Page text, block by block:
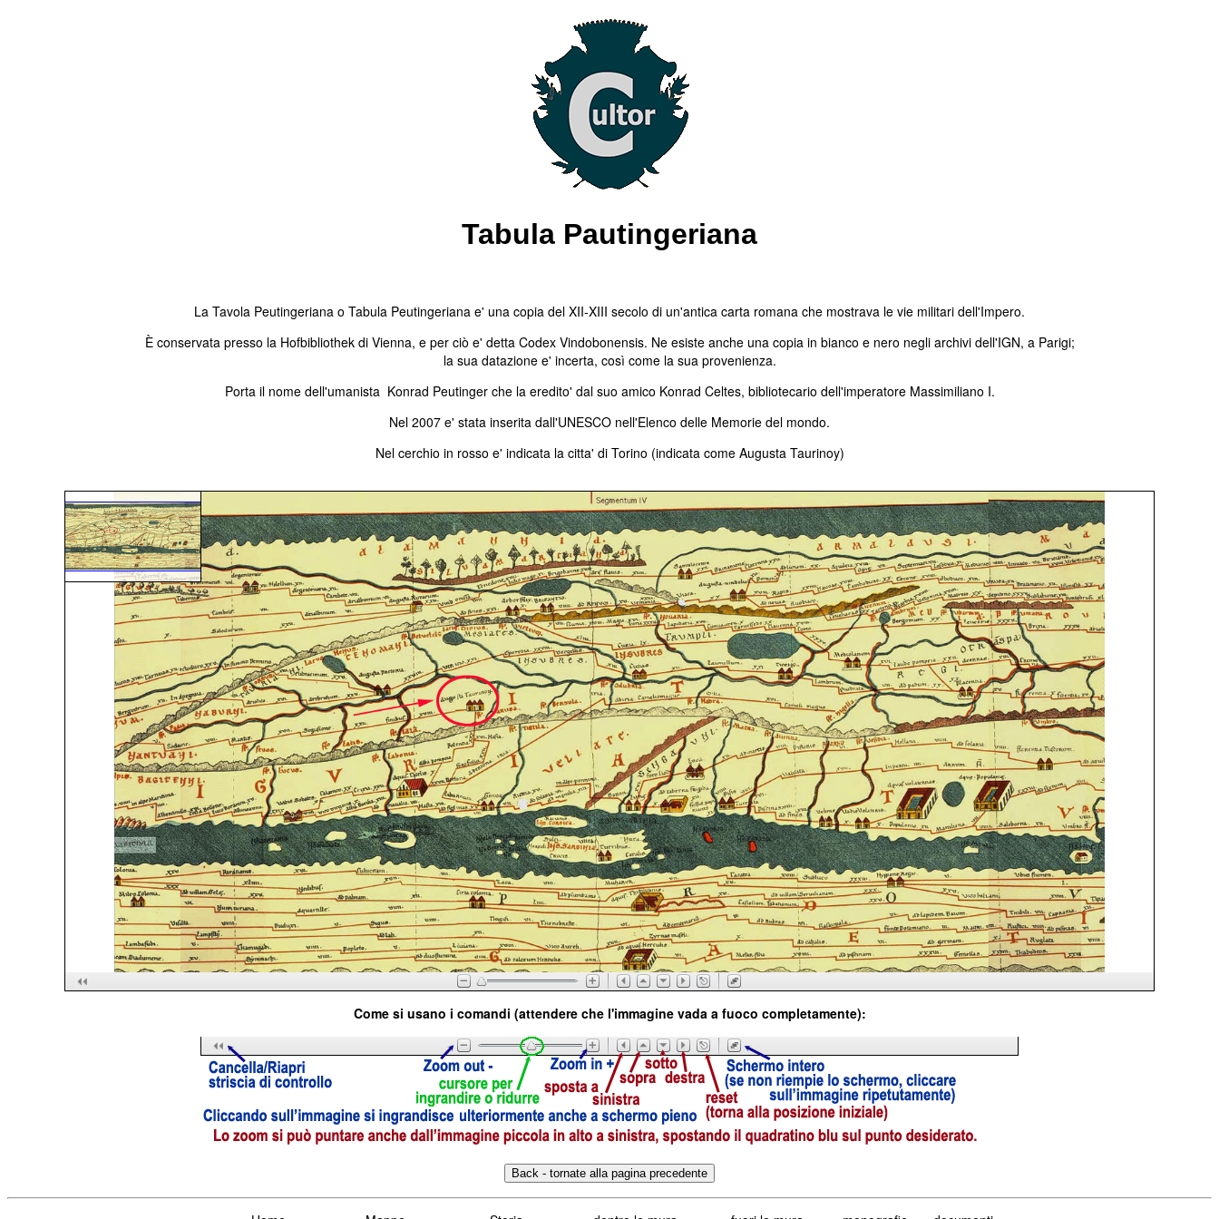
Tabula Pautingeriana
La Tavola Peutingeriana o Tabula Peutingeriana e' una copia del XII-XIII secolo di un'antica carta romana che mostrava le vie militari dell'Impero.
È conservata presso la Hofbibliothek di Vienna, e per ciò e' detta Codex Vindobonensis. Ne esiste anche una copia in bianco e nero negli archivi dell'IGN, a Parigi;
la sua datazione e' incerta, così come la sua provenienza.
Porta il nome dell'umanista Konrad Peutinger che la eredito' dal suo amico Konrad Celtes, bibliotecario dell'imperatore Massimiliano I.
Nel 2007 e' stata inserita dall'UNESCO nell'Elenco delle Memorie del mondo.
Nel cerchio in rosso e' indicata la citta' di Torino (indicata come Augusta Taurinoy)
Come si usano i comandi (attendere che l'immagine vada a fuoco completamente):